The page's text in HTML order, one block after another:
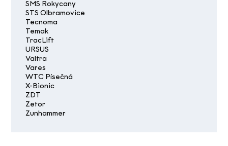
SMS Rokycany
STS Olbramovice
Tecnoma
Temak
TracLift
URSUS
Valtra
Vares
WTC Písečná
X-Bionic
ZDT
Zetor
Zunhammer